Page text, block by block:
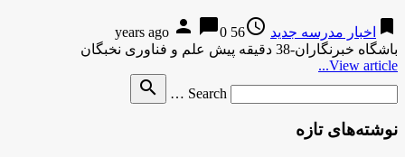
bookmark اخبار مدرسه جدید access_time
56 years ago
person chat_bubble0
باشگاه خبرنگاران-38 دقیقه پیش علم و فناوری نخبگان
View article...
Search …
search
نوشته‌های تازه